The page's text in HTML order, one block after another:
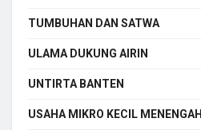
TUMBUHAN DAN SATWA
ULAMA DUKUNG AIRIN
UNTIRTA BANTEN
USAHA MIKRO KECIL